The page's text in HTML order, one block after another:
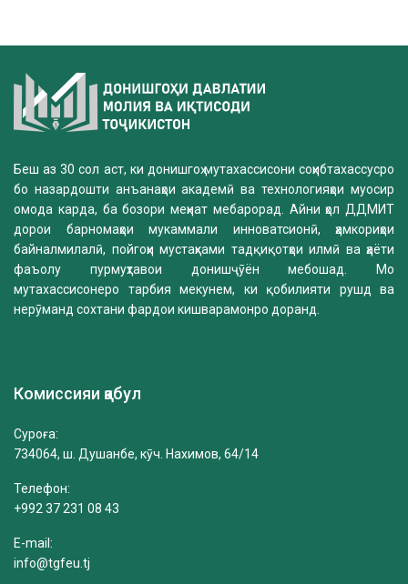
Беш аз 30 сол аст, ки донишгоҳ мутахассисони соҳибтахассусро
бо назардошти анъанаҳои академӣ ва технологияҳои муосир
омода карда, ба бозори меҳнат мебарорад. Айни ҳол ДДМИТ
дорои барномаҳои мукаммали инноватсионӣ, ҳамкориҳои
байналмилалӣ, пойгоҳи мустаҳками тадқиқотҳои илмӣ ва ҳаёти
фаъолу пурмуҳтавои донишҷӯён мебошад. Мо
мутахассисонеро тарбия мекунем, ки қобилияти рушд ва
нерӯманд сохтани фардои кишварамонро доранд.
Комиссияи қабул
Суроға:
734064, ш. Душанбе, кӯч. Нахимов, 64/14
Телефон:
+992 37 231 08 43
E-mail:
info@tgfeu.tj